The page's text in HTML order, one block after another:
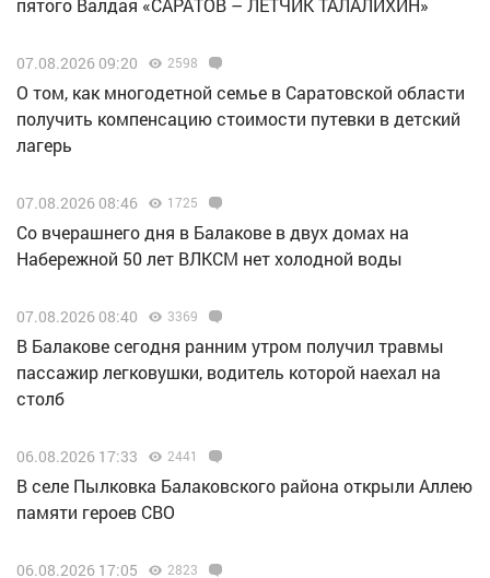
пятого Валдая «САРАТОВ – ЛЕТЧИК ТАЛАЛИХИН»
07.08.2026 09:20 2598
О том, как многодетной семье в Саратовской области
получить компенсацию стоимости путевки в детский
лагерь
07.08.2026 08:46 1725
Со вчерашнего дня в Балакове в двух домах на
Набережной 50 лет ВЛКСМ нет холодной воды
07.08.2026 08:40 3369
В Балакове сегодня ранним утром получил травмы
пассажир легковушки, водитель которой наехал на
столб
06.08.2026 17:33 2441
В селе Пылковка Балаковского района открыли Аллею
памяти героев СВО
06.08.2026 17:05 2823